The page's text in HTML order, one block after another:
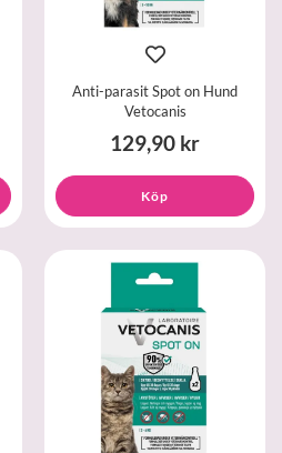
Anti-parasit Spot on Hund
Vetocanis
129,90 kr
Köp